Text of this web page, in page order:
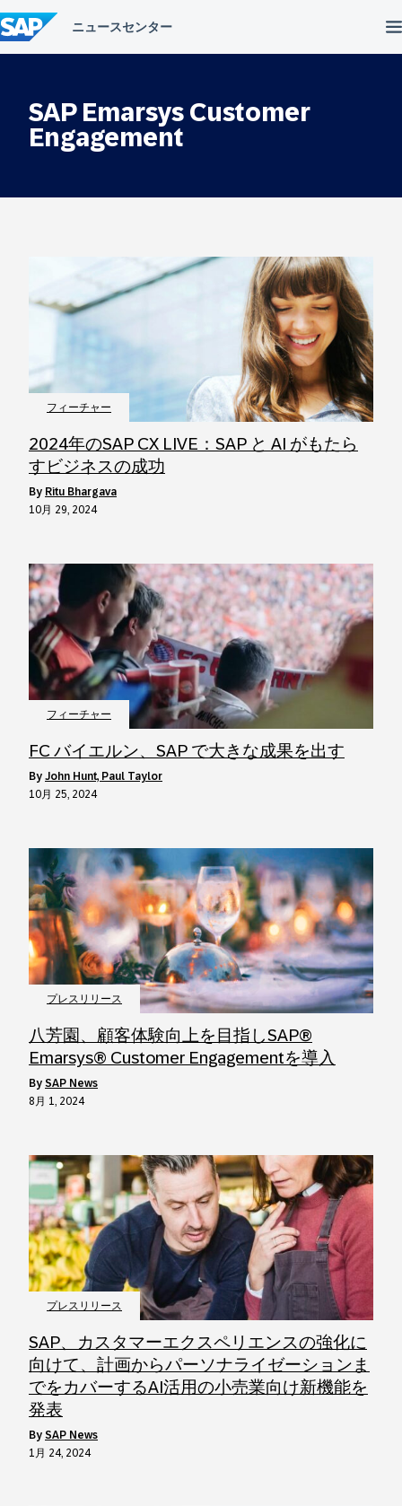
ン
テ
ン
SAP Emarsys Customer
Engagement
フィーチャー
2024年のSAP CX LIVE：SAP と AI がもたら
すビジネスの成功
by Ritu Bhargava
10月 29, 2024
フィーチャー
FC バイエルン、SAP で大きな成果を出す
by John Hunt, Paul Taylor
10月 25, 2024
プレスリリース
八芳園、顧客体験向上を目指しSAP®
Emarsys® Customer Engagementを導入
by SAP News
8月 1, 2024
プレスリリース
SAP、カスタマーエクスペリエンスの強化に
向けて、計画からパーソナライゼーションま
でをカバーするAI活用の小売業向け新機能を
発表
by SAP News
1月 24, 2024